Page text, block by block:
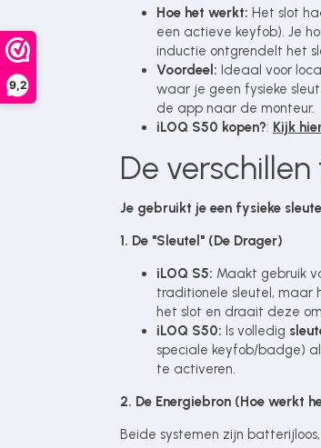
9,2
Hoe het werkt: Het slot
een actieve keyfob). Je
inductie ontgrendelt het
Voordeel: Ideaal voor
waar je geen fysieke
de app naar de monteur.
iLOQ S50 kopen?: Kijk
De verschillen
Je gebruikt je een fysieke
1. De "Sleutel" (De Drager)
iLOQ S5: Maakt gebruik
traditionele sleutel, maar
het slot en draait deze
iLOQ S50: Is volledig
speciale keyfob/badge)
te activeren.
2. De Energiebron (Hoe werkt
Beide systemen zijn